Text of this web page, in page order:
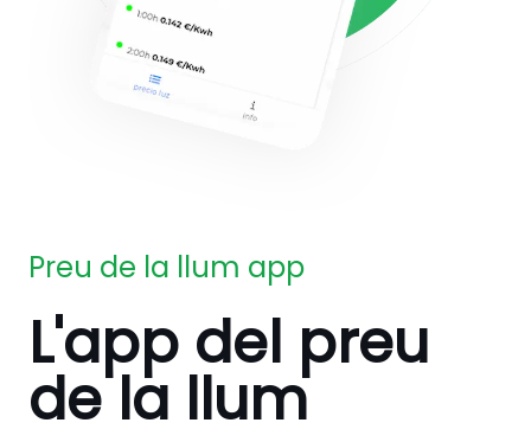
Preu de la llum app
L'app del preu
de la llum